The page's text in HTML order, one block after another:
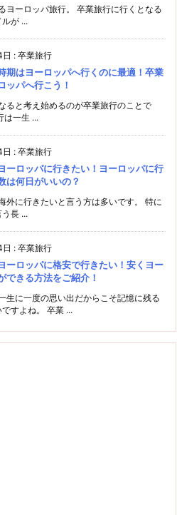
ヨーロッパ旅行。 卒業旅行に行くとなる
が ...
: 卒業旅行
期はヨーロッパへ行くのに最適！卒業
ッパへ行こう！
ると考え始めるのが卒業旅行のことで
は一生 ...
: 卒業旅行
ーロッパに行きたい！ヨーロッパに行
は何日がいいの？
外に行きたいと言う方は多いです。 特に
長 ...
: 卒業旅行
ーロッパに格安で行きたい！安くヨー
できる方法をご紹介！
生に一度の思い出だからこそ記憶に残る
すよね。 卒業 ...